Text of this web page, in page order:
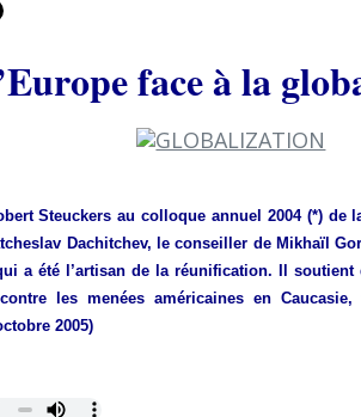
face à la
Steuckers au colloque annuel 2004 (*) de
Dachitchev, le conseiller de Mikhaïl
a été l’artisan de la réunification. Il
les menées américaines en Caucasie,
2005)